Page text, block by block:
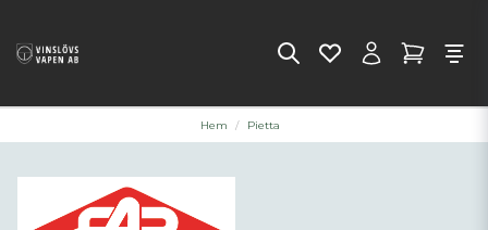
Hem Pietta